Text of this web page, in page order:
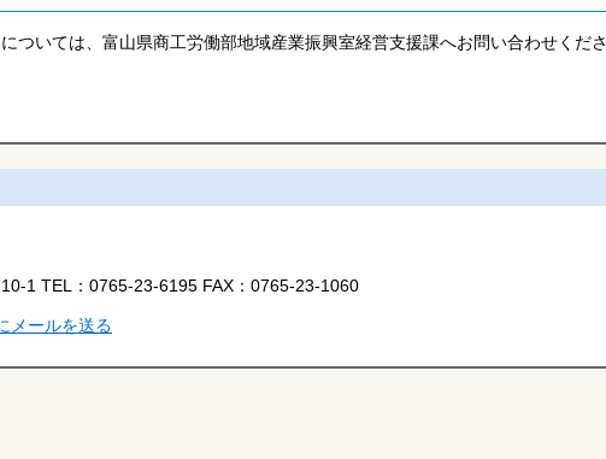
ついては、富山県商工労働部地域産業振興室経営支援課へお問い合わせくださ
1 TEL： 0765-23-6195 FAX： 0765-23-1060
メールを送る